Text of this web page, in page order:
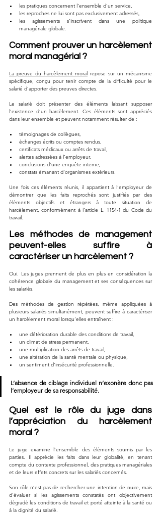
les pratiques concernent l’ensemble d’un service,
les reproches ne lui sont pas exclusivement adressés,
les agissements s’inscrivent dans une politique
managériale globale.
Comment prouver un harcèlement
moral managérial ?
La preuve du harcèlement moral repose sur un mécanisme
spécifique, conçu pour tenir compte de la difficulté pour le
salarié d’apporter des preuves directes.
Le salarié doit présenter des éléments laissant supposer
l’existence d’un harcèlement. Ces éléments sont appréciés
dans leur ensemble et peuvent notamment résulter de :
témoignages de collègues,
échanges écrits ou comptes rendus,
certificats médicaux ou arrêts de travail,
alertes adressées à l’employeur,
conclusions d’une enquête interne,
constats émanant d’organismes extérieurs.
Une fois ces éléments réunis, il appartient à l’employeur de
démontrer que les faits reprochés sont justifiés par des
éléments objectifs et étrangers à toute situation de
harcèlement, conformément à l’article L. 1154-1 du Code du
travail.
Les méthodes de management
peuvent-elles suffire à
caractériser un harcèlement ?
Oui. Les juges prennent de plus en plus en considération la
cohérence globale du management et ses conséquences sur
les salariés.
Des méthodes de gestion répétées, même appliquées à
plusieurs salariés simultanément, peuvent suffire à caractériser
un harcèlement moral lorsqu’elles entraînent :
une détérioration durable des conditions de travail,
un climat de stress permanent,
une multiplication des arrêts de travail,
une altération de la santé mentale ou physique,
un sentiment d’insécurité professionnelle.
L’absence de ciblage individuel n’exonère donc pas
l’employeur de sa responsabilité.
Quel est le rôle du juge dans
l’appréciation du harcèlement
moral ?
Le juge examine l’ensemble des éléments soumis par les
parties. Il apprécie les faits dans leur globalité, en tenant
compte du contexte professionnel, des pratiques managériales
et de leurs effets concrets sur les salariés concernés.
Son rôle n’est pas de rechercher une intention de nuire, mais
d’évaluer si les agissements constatés ont objectivement
dégradé les conditions de travail et porté atteinte à la santé ou
à la dignité du salarié.